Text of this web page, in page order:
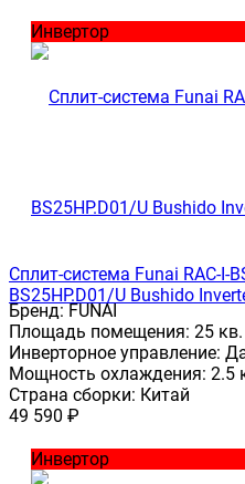
Инвертор
Сплит-система Funai RAC-I-
BS25HP.D01/U Bushido
Бренд:FUNAI
Площадь помещения: 25
Инверторное управление:
Мощность охлаждения: 2.5
Страна сборки: Китай
49 590 ₽
Инвертор